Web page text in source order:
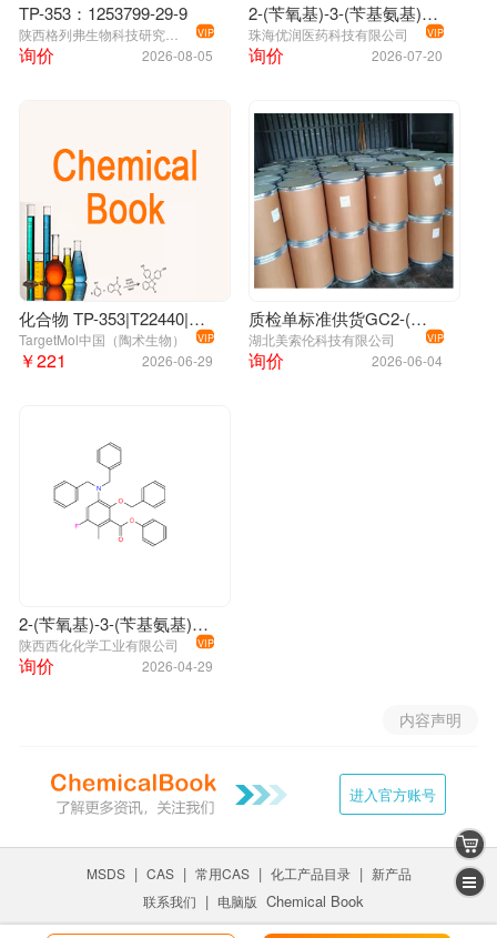
TP-353：1253799-29-9
VIP
2026-08-05
询价
2-(苄氧基)-3-(苄基氨基)-5-氟-6-甲基苯甲酸
珠海优润医药科技有限公司 VIP
2026-07-20
询价
化合物 TP-353|T22440|TargetMol
TargetMol中国（陶术生物） VIP
2026-06-29
￥221
质检单标准供货GC2-(苄氧基)-3-(苄基氨基)-5-氟-6-甲基苯甲酸
湖北美索伦科技有限公司 VIP
2026-06-04
询价
2-(苄氧基)-3-(苄基氨基)-5-氟-6-甲基苯甲酸；1253799-29-9
陕西西化化学工业有限公司 VIP
2026-04-29
询价
内容声明
进入官方账号
MSDS | CAS | 常用CAS | 化工产品目录 | 新产品
联系我们 | 电脑版 Chemical Book